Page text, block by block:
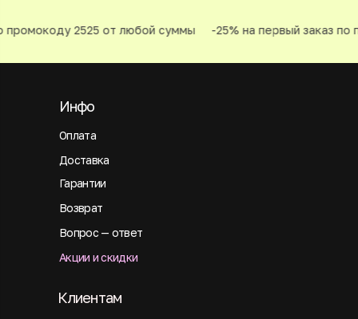
2525 от любой суммы -25% на первый заказ по
Оплата
Инфо
Доставка
Гарантии
Возврат
Вопрос — ответ
Акции и скидки
Клиентам